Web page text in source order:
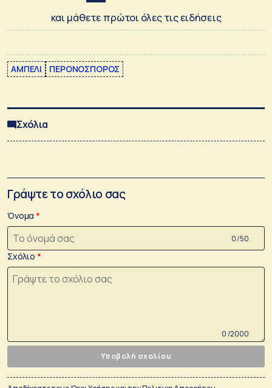
και μάθετε πρώτοι όλες τις ειδήσεις
ΑΜΠΕΛΙ ΠΕΡΟΝΟΣΠΟΡΟΣ
Σχόλια
Γράψτε το σχόλιο σας
Όνομα
0 /50
Σχόλιο
0 /2000
Υποβολή σχολίου